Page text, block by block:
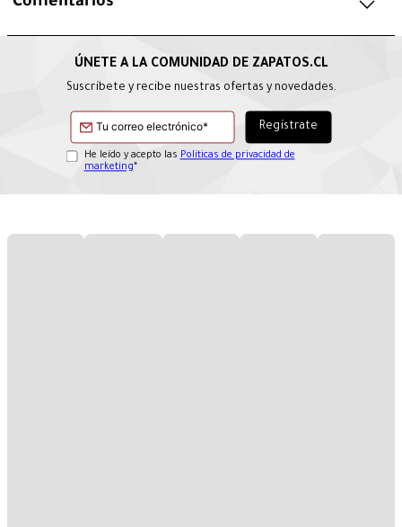
Suscríbete y recibe nuestras ofertas y novedades.
He leído y acepto las Políticas de privacidad de
marketing*